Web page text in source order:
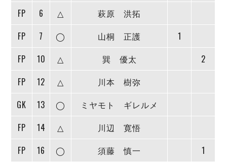
メットライフ生命Ｆリーグカップ 2026
大会概要
チケット情報
過去の記録
リガーレヴィア葛飾
ヴィンセドール白山
アグレミーナ浜松
ポルセイド浜田
記念ゴール
担当審判員
選手の通算記録（Ｆ１）
バルドラール浦安
しながわシティ
立川アスレティックFC
DIVISION 02
FP
6 △
萩原 洪拓
FP
7 ◯ 山桐 正護
1
FP
10 △ 巽 優太
2
FP
12 △
川本 樹弥
GK
13 ◯
ミヤモト ギレルメ
FP
14 △
川辺 寛悟
FP
16 ◯ 須藤 慎一
1